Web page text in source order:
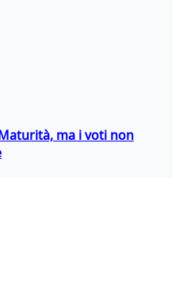
ma i voti non